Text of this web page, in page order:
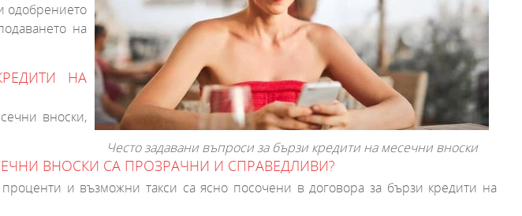
Често задавани въпроси за бързи кредити на месечни вноски
одобрението
на
НА
вноски,
ВНОСКИ СА ПРОЗРАЧНИ И СПРАВЕДЛИВИ?
и възможни такси са ясно посочени в договора за бързи кредити на